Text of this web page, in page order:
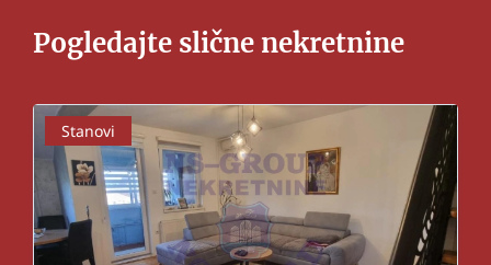
Pogledajte slične nekretnine
Stanovi